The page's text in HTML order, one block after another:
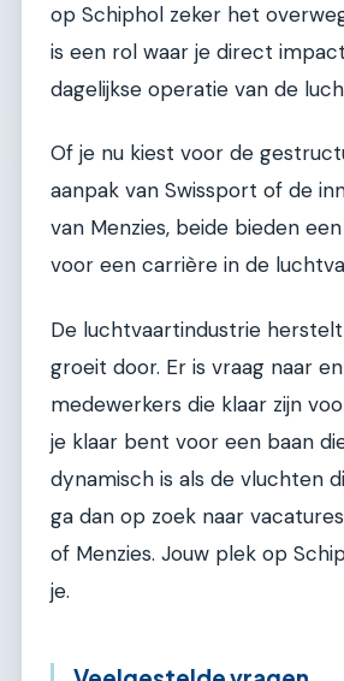
op Schiphol zeker het
is een rol waar je direct
dagelijkse operatie van de
Of je nu kiest voor de
aanpak van Swissport of de
van Menzies, beide bieden
voor een carrière in de
De luchtvaartindustrie
groeit door. Er is vraag naar
medewerkers die klaar zijn
je klaar bent voor een baan
dynamisch is als de vluchten
ga dan op zoek naar
of Menzies. Jouw plek op
je.